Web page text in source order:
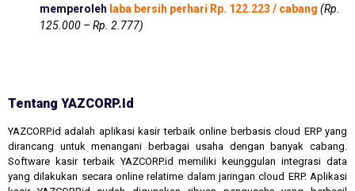
memperoleh laba bersih perhari Rp. 122.223 / cabang (Rp.
125.000 – Rp. 2.777)
Tentang YAZCORP.id
YAZCORP.id adalah aplikasi kasir terbaik online berbasis cloud ERP yang
dirancang untuk menangani berbagai usaha dengan banyak cabang.
Software kasir terbaik YAZCORP.id memiliki keunggulan integrasi data
yang dilakukan secara online relatime dalam jaringan cloud ERP. Aplikasi